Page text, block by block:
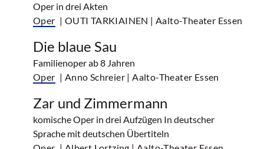
Oper in drei Akten
Oper | OUTI TARKIAINEN | Aalto-Theater Essen
Die blaue Sau
Familienoper ab 8 Jahren
Oper | Anno Schreier | Aalto-Theater Essen
Zar und Zimmermann
komische Oper in drei Aufzügen In deutscher
Sprache mit deutschen Übertiteln